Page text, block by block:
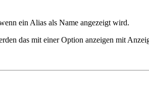
ein Alias als Name angezeigt wird.
das mit einer Option anzeigen mit